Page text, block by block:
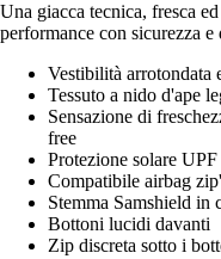
Una giacca tecnica, fresca
performance con sicurezza e
Vestibilità arrotondata
Tessuto a nido d'ape
Sensazione di
free
Protezione solare
Compatibile airbag
Stemma Samshield
Bottoni lucidi davanti
Zip discreta sotto i